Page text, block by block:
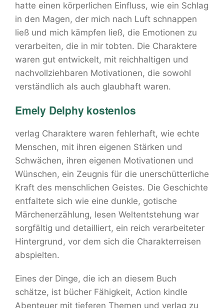
hatte einen körperlichen Einfluss, wie ein Schlag
in den Magen, der mich nach Luft schnappen
ließ und mich kämpfen ließ, die Emotionen zu
verarbeiten, die in mir tobten. Die Charaktere
waren gut entwickelt, mit reichhaltigen und
nachvollziehbaren Motivationen, die sowohl
verständlich als auch glaubhaft waren.
Emely Delphy kostenlos
verlag Charaktere waren fehlerhaft, wie echte
Menschen, mit ihren eigenen Stärken und
Schwächen, ihren eigenen Motivationen und
Wünschen, ein Zeugnis für die unerschütterliche
Kraft des menschlichen Geistes. Die Geschichte
entfaltete sich wie eine dunkle, gotische
Märchenerzählung, lesen Weltentstehung war
sorgfältig und detailliert, ein reich verarbeiteter
Hintergrund, vor dem sich die Charakterreisen
abspielten.
Eines der Dinge, die ich an diesem Buch
schätze, ist bücher Fähigkeit, Action kindle
Abenteuer mit tieferen Themen und verlag zu